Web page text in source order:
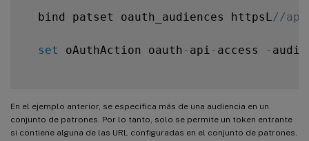
  bind patset oauth_audiences httpsL
//
set oAuthAction oauth - api - access -
En el ejemplo anterior, se especifica más de una audiencia en un
conjunto de patrones. Por lo tanto, solo se permite un token entrante
si contiene alguna de las URL configuradas en el conjunto de patrones.